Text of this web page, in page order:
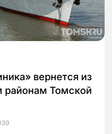
вернется из
районам Томской